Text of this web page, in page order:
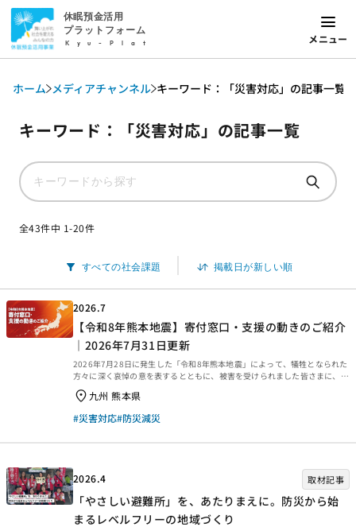
休眠預金活用
プラットフォーム
Kyu-Plat メニュー
ホーム メディアチャンネル キーワード：「災害対応」の記事一覧
キーワード：「災害対応」の記事一覧
全43件中 1-20件
2026.7
【令和8年熊本地震】寄付窓口・支援の動きのご紹介
｜2026年7月31日更新
2026年7月28日に発生した「令和8年熊本地震」によって、犠牲となられた
方々に深く哀悼の意を表するとともに、被害を受けられました皆さまに、心
よりお見舞い申し上げます。 休眠預金を活用している団体で実施している寄
付等の窓口、支援情報をご紹介します。 被災地域支援のための活動に、ご協
力をお願いいたします。 2026年7月28日に発生した「令和8年熊本地震」に
よって、犠牲となられた方々に深く哀悼の意を表するとともに、被害を受け
る団体で実施している寄付等の窓口、支援情報をご紹介します。 被災地域支
九州 熊本県
#災害対応#防災減災
2026.4 取材記事
「やさしい避難所」を、あたりまえに。防災から始
まるレベルフリーの地域づくり